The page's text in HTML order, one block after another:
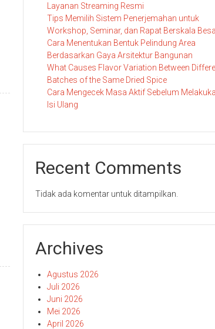
Layanan Streaming Resmi
Tips Memilih Sistem Penerjemahan untuk
Workshop, Seminar, dan Rapat Berskala
Cara Menentukan Bentuk Pelindung Area
Berdasarkan Gaya Arsitektur Bangunan
What Causes Flavor Variation Between
Batches of the Same Dried Spice
Cara Mengecek Masa Aktif Sebelum
Isi Ulang
Recent Comments
Tidak ada komentar untuk ditampilkan.
Archives
Agustus 2026
Juli 2026
Juni 2026
Mei 2026
April 2026